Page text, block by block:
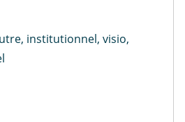
institutionnel, visio,